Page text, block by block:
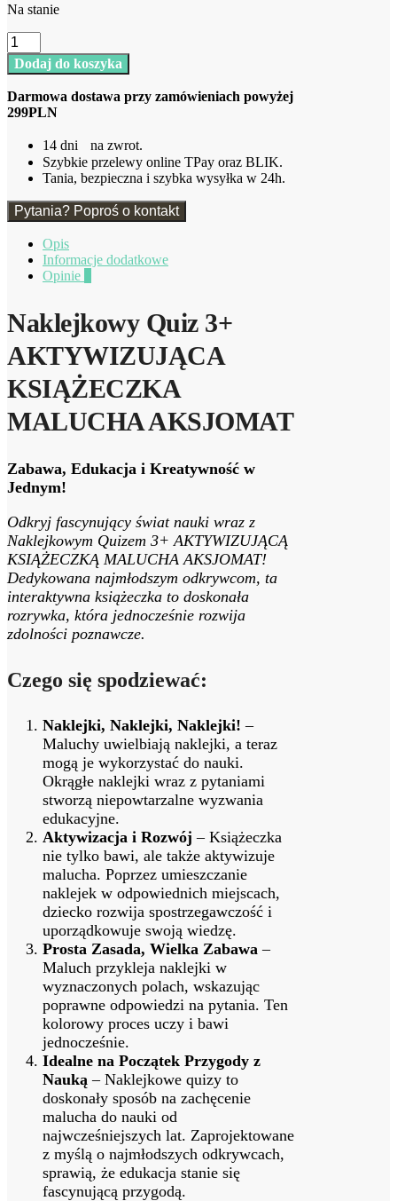
Na stanie
ilość
Naklejkowy
quiz
AKTYWIZUJĄCA
KSIĄŻECZKA
AKSJOMAT
Dodaj do koszyka
Darmowa dostawa przy zamówieniach powyżej
299PLN
14 dni na zwrot.
Szybkie przelewy online TPay oraz BLIK.
Tania, bezpieczna i szybka wysyłka w 24h.
Pytania? Poproś o kontakt
Opis
Informacje dodatkowe
Opinie
Naklejkowy Quiz 3+
AKTYWIZUJĄCA
KSIĄŻECZKA
MALUCHA AKSJOMAT
Zabawa, Edukacja i Kreatywność w
Jednym!
Odkryj fascynujący świat nauki wraz z
Naklejkowym Quizem 3+ AKTYWIZUJĄCĄ
KSIĄŻECZKĄ MALUCHA AKSJOMAT!
Dedykowana najmłodszym odkrywcom, ta
interaktywna książeczka to doskonała
rozrywka, która jednocześnie rozwija
zdolności poznawcze.
Czego się spodziewać:
Naklejki, Naklejki, Naklejki! –
Maluchy uwielbiają naklejki, a teraz
mogą je wykorzystać do nauki.
Okrągłe naklejki wraz z pytaniami
stworzą niepowtarzalne wyzwania
edukacyjne.
Aktywizacja i Rozwój – Książeczka
nie tylko bawi, ale także aktywizuje
malucha. Poprzez umieszczanie
naklejek w odpowiednich miejscach,
dziecko rozwija spostrzegawczość i
uporządkowuje swoją wiedzę.
Prosta Zasada, Wielka Zabawa –
Maluch przykleja naklejki w
wyznaczonych polach, wskazując
poprawne odpowiedzi na pytania. Ten
kolorowy proces uczy i bawi
jednocześnie.
Idealne na Początek Przygody z
Nauką – Naklejkowe quizy to
doskonały sposób na zachęcenie
malucha do nauki od
najwcześniejszych lat. Zaprojektowane
z myślą o najmłodszych odkrywcach,
sprawią, że edukacja stanie się
fascynującą przygodą.